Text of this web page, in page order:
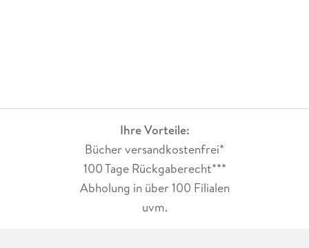
Ihre Vorteile:
Bücher versandkostenfrei*
100 Tage Rückgaberecht***
Abholung in über 100 Filialen
uvm.